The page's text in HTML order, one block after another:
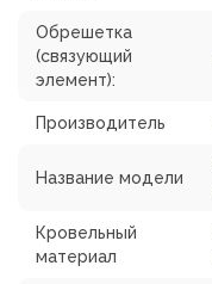
Обрешетка
(связующий
элемент):
Производитель
Название модели
Кровельный
материал